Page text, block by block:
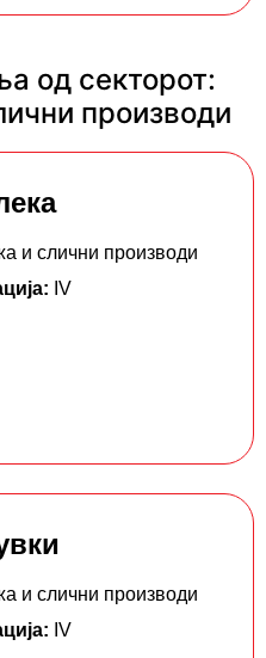
од секторот:
производи
и слични производи
IV
и слични производи
IV